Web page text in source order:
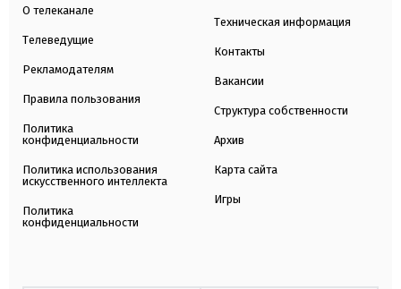
О телеканале
Телеведущие
Рекламодателям
Правила пользования
Политика
конфиденциальности
Политика использования
искусственного интеллекта
Политика
конфиденциальности
Техническая информация
Контакты
Вакансии
Структура собственности
Архив
Карта сайта
Игры